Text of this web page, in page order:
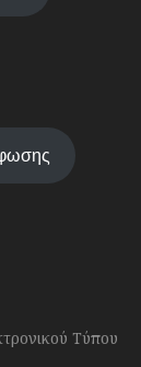
Τύπου